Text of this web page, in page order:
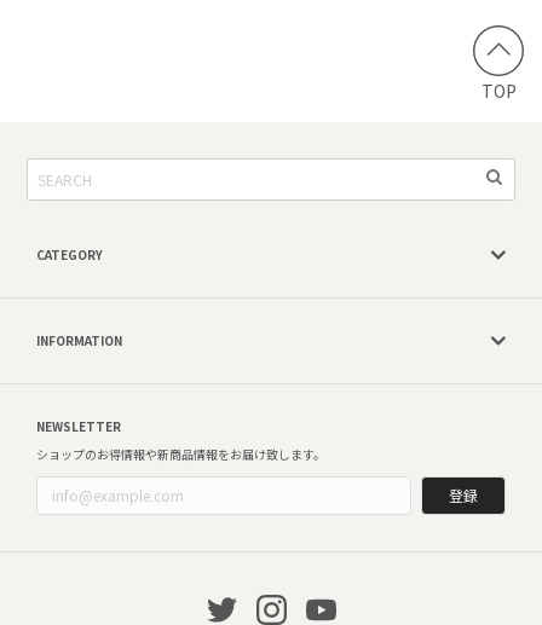
TOP
CATEGORY
INFORMATION
NEWSLETTER
ショップのお得情報や新商品情報をお届け致します。
登録